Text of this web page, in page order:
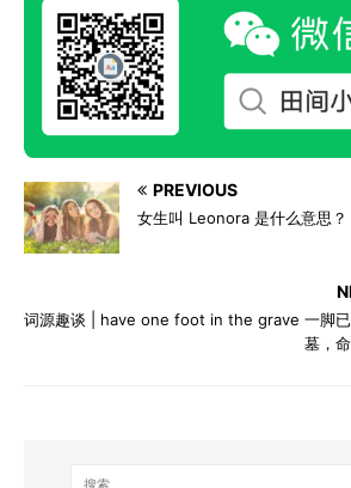
PREVIOUS
女生叫 Leonora 是什么意思？
词源趣谈 | have one foot in the grave 一脚
墓，